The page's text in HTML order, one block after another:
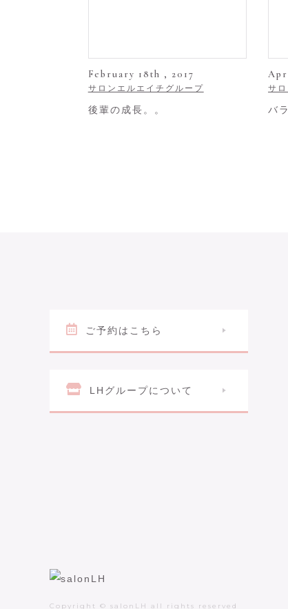
February 18th , 2017
サロンエルエイチグループ
後輩の成長。。
サ
バ
ご予約はこちら
LHグループについて
Copyright © salonLH all rights reserved